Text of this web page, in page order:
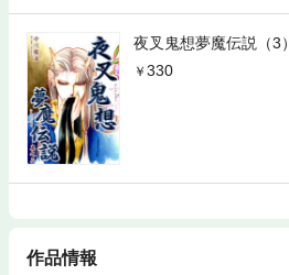
夜叉鬼想夢魔伝説（3）
330
作品情報